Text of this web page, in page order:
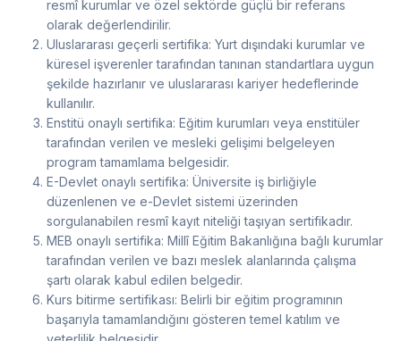
resmî kurumlar ve özel sektörde güçlü bir referans
olarak değerlendirilir.
Uluslararası geçerli sertifika: Yurt dışındaki kurumlar ve
küresel işverenler tarafından tanınan standartlara uygun
şekilde hazırlanır ve uluslararası kariyer hedeflerinde
kullanılır.
Enstitü onaylı sertifika: Eğitim kurumları veya enstitüler
tarafından verilen ve mesleki gelişimi belgeleyen
program tamamlama belgesidir.
E-Devlet onaylı sertifika: Üniversite iş birliğiyle
düzenlenen ve e-Devlet sistemi üzerinden
sorgulanabilen resmî kayıt niteliği taşıyan sertifikadır.
MEB onaylı sertifika: Millî Eğitim Bakanlığına bağlı kurumlar
tarafından verilen ve bazı meslek alanlarında çalışma
şartı olarak kabul edilen belgedir.
Kurs bitirme sertifikası: Belirli bir eğitim programının
başarıyla tamamlandığını gösteren temel katılım ve